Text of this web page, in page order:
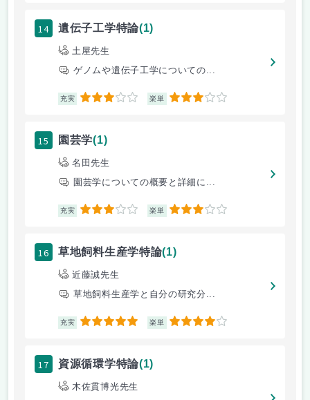
14 遺伝子工学特論(1)
土屋先生
ゲノムや遺伝子工学についての...
充実 3 楽単 3
15 園芸学(1)
名田先生
園芸学についての概要と詳細に...
充実 3 楽単 3
16 草地飼料生産学特論(1)
近藤誠先生
草地飼料生産学と自分の研究分...
充実 5 楽単 4
17 資源循環学特論(1)
木佐貫博光先生